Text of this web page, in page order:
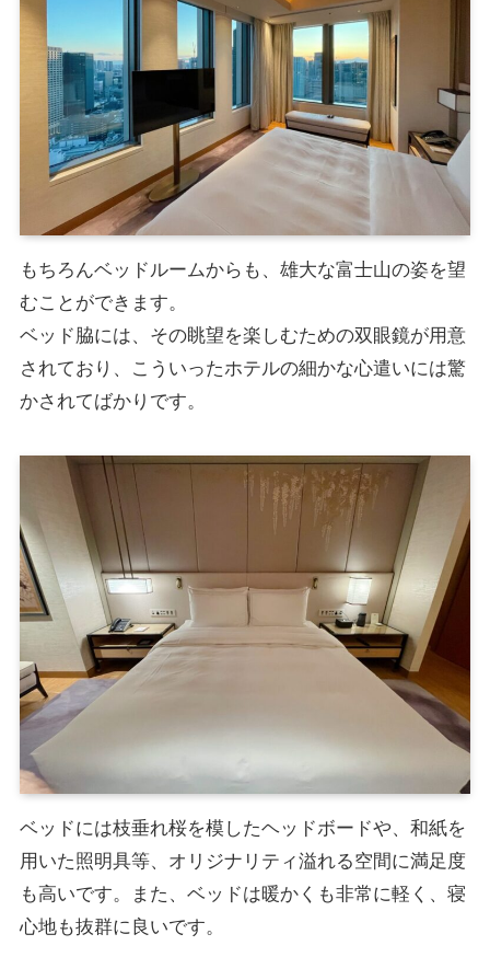
もちろんベッドルームからも、雄大な富士山の姿を望
むことができます。
ベッド脇には、その眺望を楽しむための双眼鏡が用意
されており、こういったホテルの細かな心遣いには驚
かされてばかりです。
ベッドには枝垂れ桜を模したヘッドボードや、和紙を
用いた照明具等、オリジナリティ溢れる空間に満足度
も高いです。また、ベッドは暖かくも非常に軽く、寝
心地も抜群に良いです。